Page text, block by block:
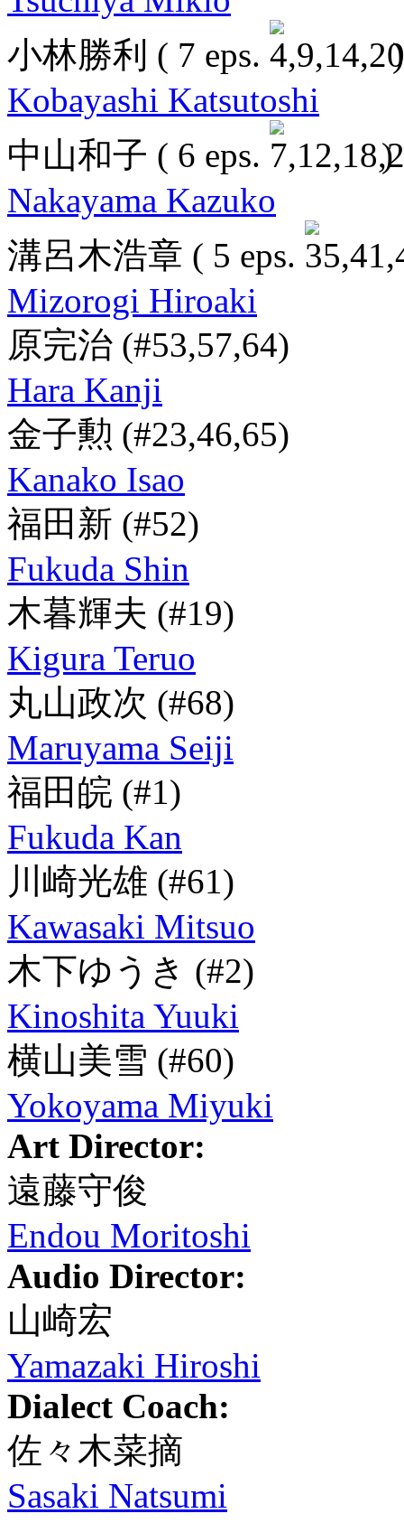
小林勝利 ( 7 eps.
)
Kobayashi Katsutoshi
中山和子 ( 6 eps.
)
Nakayama Kazuko
溝呂木浩章 ( 5 eps.
Mizorogi Hiroaki
原完治 (#53,57,64)
Hara Kanji
金子勲 (#23,46,65)
Kanako Isao
福田新 (#52)
Fukuda Shin
木暮輝夫 (#19)
Kigura Teruo
丸山政次 (#68)
Maruyama Seiji
福田皖 (#1)
Fukuda Kan
川崎光雄 (#61)
Kawasaki Mitsuo
木下ゆうき (#2)
Kinoshita Yuuki
横山美雪 (#60)
Yokoyama Miyuki
Art Director:
遠藤守俊
Endou Moritoshi
Audio Director:
山崎宏
Yamazaki Hiroshi
Dialect Coach:
佐々木菜摘
Sasaki Natsumi